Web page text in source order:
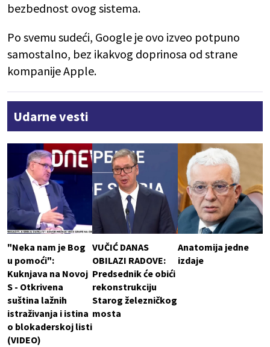
bezbednost ovog sistema.
Po svemu sudeći, Google je ovo izveo potpuno
samostalno, bez ikakvog doprinosa od strane
kompanije Apple.
Udarne vesti
"Neka nam je Bog
u pomoći":
Kuknjava na Novoj
S - Otkrivena
suština lažnih
istraživanja i istina
o blokaderskoj listi
(VIDEO)
VUČIĆ DANAS
OBILAZI RADOVE:
Predsednik će obići
rekonstrukciju
Starog železničkog
mosta
Anatomija jedne
izdaje